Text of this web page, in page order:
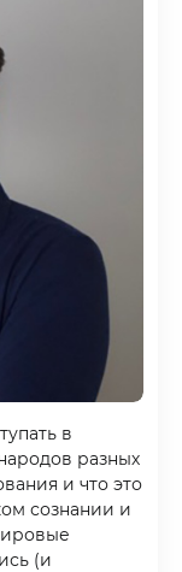
в
разных
и что это
сознании и
(и